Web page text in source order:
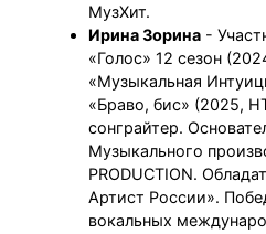
МузХит.
Ирина Зорина -
«Голос» 12 сезон
«Музыкальная
«Браво, бис» (2025,
сонграйтер.
Музыкального
PRODUCTION.
Артист России».
вокальных